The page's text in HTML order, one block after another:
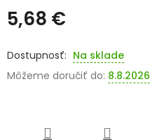
Prihlásenie
5,68 €
cena:
Na sklade
Môžeme doručiť do: 8.8.2026